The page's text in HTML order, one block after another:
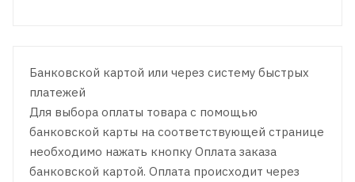
Банковской картой или через систему быстрых
платежей
Для выбора оплаты товара с помощью
банковской карты на соответствующей странице
необходимо нажать кнопку Оплата заказа
банковской картой. Оплата происходит через